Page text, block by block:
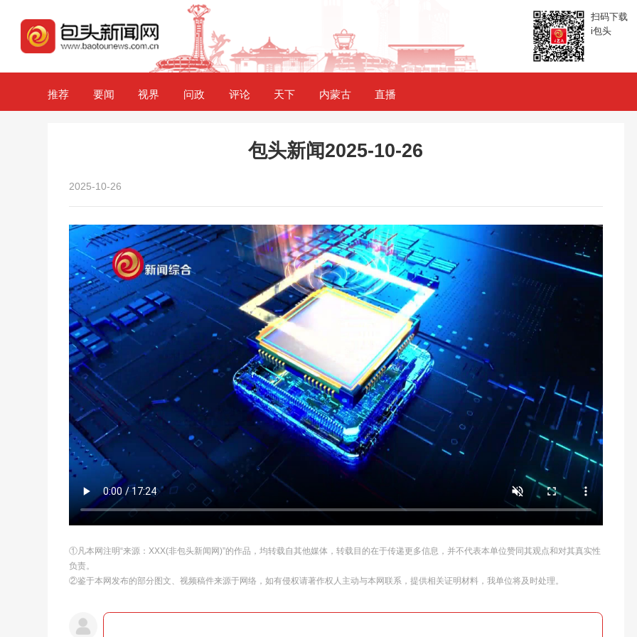
扫码下载
i包头
推荐 要闻 视界 问政 评论 天下 内蒙古 直播
包头新闻2025-10-26
2025-10-26
①凡本网注明“来源：XXX(非包头新闻网)”的作品，均转载自其他媒体，转载目的在于传递更多信息，并不代表本单位赞同其观点和对其真实性
负责。
②鉴于本网发布的部分图文、视频稿件来源于网络，如有侵权请著作权人主动与本网联系，提供相关证明材料，我单位将及时处理。